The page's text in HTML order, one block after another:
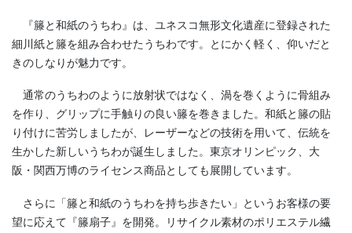
『籐と和紙のうちわ』は、ユネスコ無形文化遺産に登録された
細川紙と籐を組み合わせたうちわです。とにかく軽く、仰いだと
きのしなりが魅力です。
通常のうちわのように放射状ではなく、渦を巻くように骨組み
を作り、グリップに手触りの良い籐を巻きました。和紙と籐の貼
り付けに苦労しましたが、レーザーなどの技術を用いて、伝統を
生かした新しいうちわが誕生しました。東京オリンピック、大
阪・関西万博のライセンス商品としても展開しています。
さらに「籐と和紙のうちわを持ち歩きたい」というお客様の要
望に応えて『籐扇子』を開発。リサイクル素材のポリエステル繊